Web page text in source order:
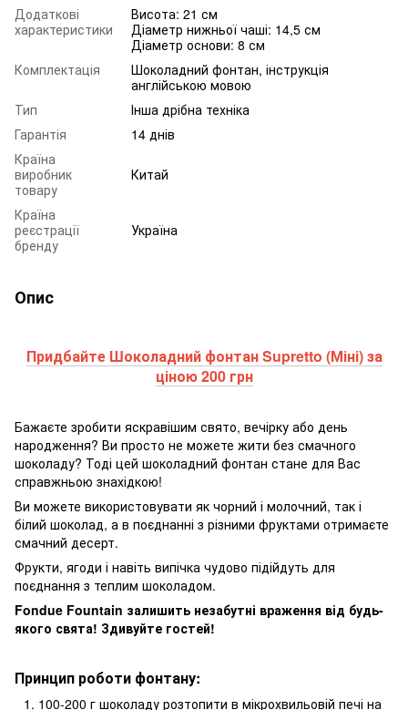
Додаткові
характеристики
Висота: 21 см
Діаметр нижньої чаші: 14,5 см
Діаметр основи: 8 см
Комплектація
Шоколадний фонтан, інструкція
англійською мовою
Тип
Інша дрібна техніка
Гарантія
14 днів
Країна
виробник
товару
Китай
Країна
реєстрації
бренду
Україна
Опис
Придбайте Шоколадний фонтан Supretto (Міні) за
ціною 200 грн
Бажаєте зробити яскравішим свято, вечірку або день
народження? Ви просто не можете жити без смачного
шоколаду? Тоді цей шоколадний фонтан стане для Вас
справжньою знахідкою!
Ви можете використовувати як чорний і молочний, так і
білий шоколад, а в поєднанні з різними фруктами отримаєте
смачний десерт.
Фрукти, ягоди і навіть випічка чудово підійдуть для
поєднання з теплим шоколадом.
Fondue Fountain залишить незабутні враження від будь-
якого свята! Здивуйте гостей!
Принцип роботи фонтану:
100-200 г шоколаду розтопити в мікрохвильовій печі на